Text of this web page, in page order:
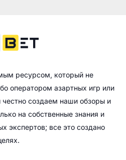
ресурсом, который не
оператором азартных игр или
создаем наши обзоры и
на собственные знания и
экспертов; все это создано